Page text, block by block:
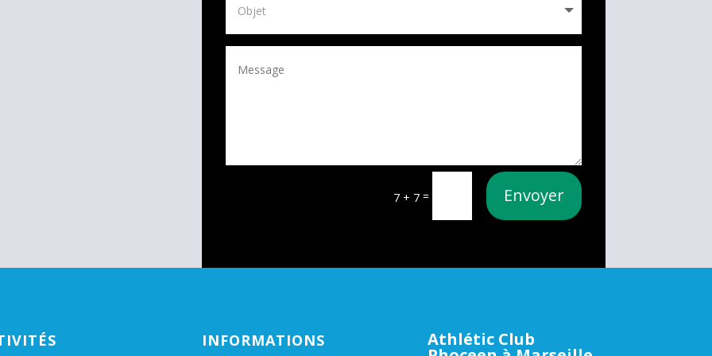
7 + 7= Envoyer
INFORMATIONS Athlétic Club